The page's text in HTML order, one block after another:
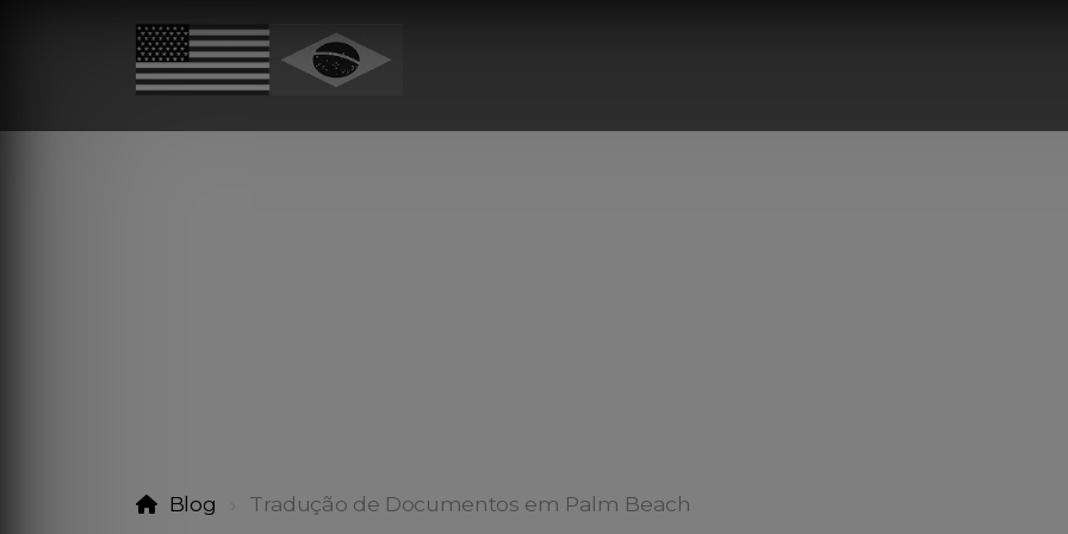
Blog Tradução de Documentos em Palm Beach